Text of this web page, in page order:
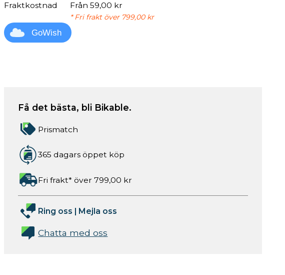
Fraktkostnad
Från 59,00 kr
* Fri frakt över 799,00 kr
GoWish
Få det bästa, bli Bikable.
Prismatch
365 dagars öppet köp
Fri frakt* över 799,00 kr
Ring oss | Mejla oss
Chatta med oss